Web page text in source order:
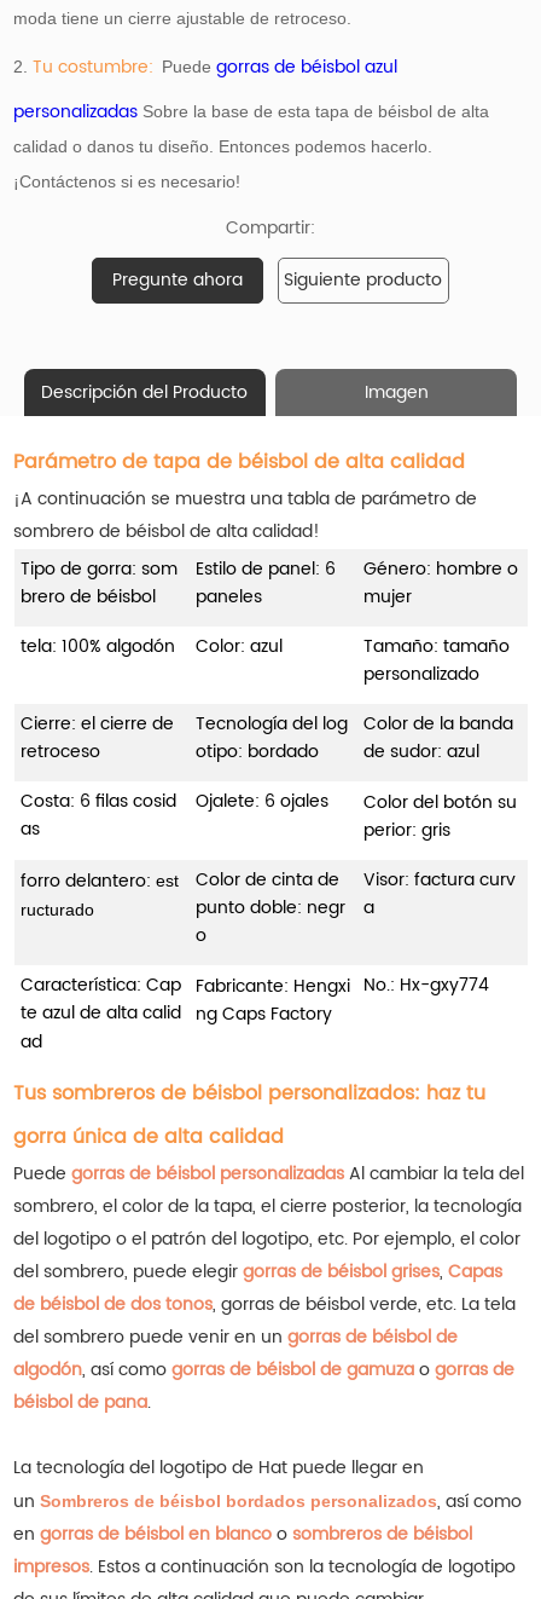
moda tiene un cierre ajustable de retroceso.
2.Tu costumbre: Puedegorras de béisbol azul
personalizadas Sobre la base de esta tapa de béisbol de alta
calidad o danos tu diseño. Entonces podemos hacerlo.
¡Contáctenos si es necesario!
Compartir:
Pregunte ahora
Siguiente producto
Descripción del Producto Imagen
Parámetro de tapa de béisbol de alta calidad
¡A continuación se muestra una tabla de parámetro de
sombrero de béisbol de alta calidad!
Tipo de gorra: som
brero de béisbol
Estilo de panel: 6
paneles
Género: hombre o
mujer
tela: 100% algodón
Color: azul
Tamaño: tamaño
personalizado
Cierre: el cierre de
retroceso
Tecnología del log
otipo: bordado
Color de la banda
de sudor: azul
Costa: 6 filas cosid
as
Ojalete: 6 ojales
Color del botón su
perior: gris
forro delantero: est
ructurado
Color de cinta de
punto doble: negr
o
Visor: factura curv
a
Característica: Cap
te azul de alta calid
ad
Fabricante: Hengxi
ng Caps Factory
No.: Hx-gxy774
Tus sombreros de béisbol personalizados: haz tu
gorra única de alta calidad
Puedegorras de béisbol personalizadasAl cambiar la tela del
sombrero, el color de la tapa, el cierre posterior, la tecnología
del logotipo o el patrón del logotipo, etc. Por ejemplo, el color
del sombrero, puede elegirgorras de béisbol grises,Capas
de béisbol de dos tonos, gorras de béisbol verde, etc. La tela
del sombrero puede venir en ungorras de béisbol de
algodón, así comogorras de béisbol de gamuzaogorras de
béisbol de pana.
La tecnología del logotipo de Hat puede llegar en
unSombreros de béisbol bordados personalizados, así como
engorras de béisbol en blancoo sombreros de béisbol
impresos. Estos a continuación son la tecnología de logotipo